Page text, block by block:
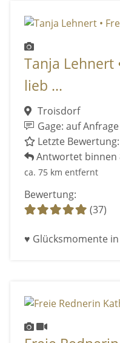
Tanja Lehnert
lieb ...
Troisdorf
Gage: auf Anfrage
Letzte
Antwortet binnen
ca. 75 km entfernt
Bewertung:
(37)
♥ Glücksmomente